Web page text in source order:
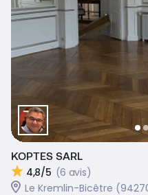
KOPTES SARL
4,8/5 (6 avis)
Le Kremlin-Bicêtre